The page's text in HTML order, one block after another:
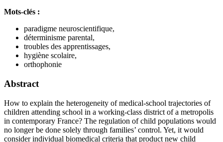
Mots-clés :
paradigme neuroscientifique,
déterminisme parental,
troubles des apprentissages,
hygiène scolaire,
orthophonie
Abstract
How to explain the heterogeneity of medical-school trajectories of
children attending school in a working-class district of a metropolis
in contemporary France? The regulation of child populations would
no longer be done solely through families’ control. Yet, it would
consider individual biomedical criteria that product new child